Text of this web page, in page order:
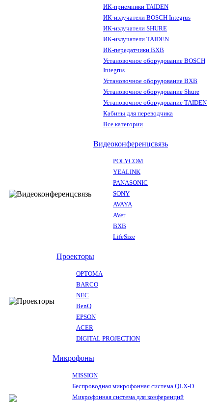
ИК-приемники TAIDEN
ИК-излучатели BOSCH Integrus
ИК-излучатели SHURE
ИК-излучатели TAIDEN
ИК-передатчики BXB
Установочное оборудование BOSCH
Integrus
Установочное оборудование BXB
Установочное оборудование Shure
Установочное оборудование TAIDEN
Кабины для переводчика
Все категории
Видеоконференцсвязь
POLYCOM
YEALINK
PANASONIC
SONY
AVAYA
AVer
BXB
LifeSize
Проекторы
OPTOMA
BARCO
NEC
BenQ
EPSON
ACER
DIGITAL PROJECTION
Микрофоны
MISSION
Беспроводная микрофонная система QLX-D
Микрофонная система для конференций